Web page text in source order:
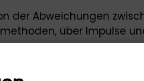
der Abweichungen
über Impulse
Praxis näherten wir uns
wahrgenommen und